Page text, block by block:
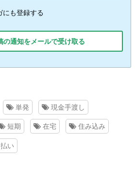
にも登録する
の通知をメールで受け取る
単発 現金手渡し
短期 在宅 住み込み
い